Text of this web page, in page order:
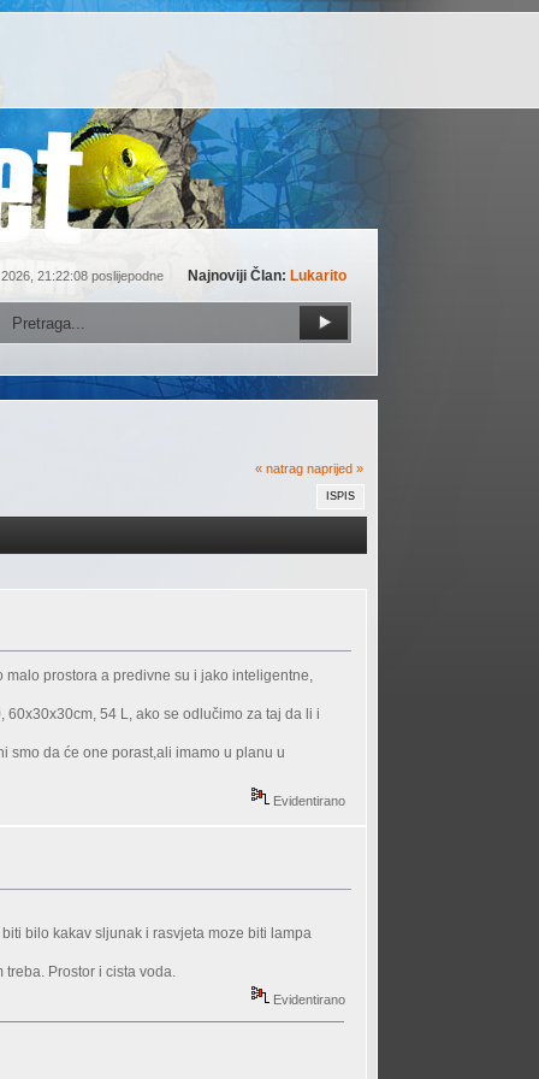
21:22:08 poslijepodne Najnoviji Član: Lukarito
« natrag naprijed »
ISPIS
prostora a predivne su i jako inteligentne,
54 L, ako se odlučimo za taj da li i
smo da će one porast,ali imamo u planu u
Evidentirano
bilo kakav sljunak i rasvjeta moze biti lampa
Prostor i cista voda.
Evidentirano